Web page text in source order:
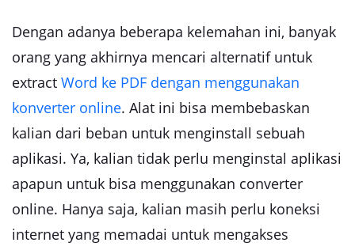
Dengan adanya beberapa kelemahan ini, banyak
orang yang akhirnya mencari alternatif untuk
extract Word ke PDF dengan menggunakan
konverter online. Alat ini bisa membebaskan
kalian dari beban untuk menginstall sebuah
aplikasi. Ya, kalian tidak perlu menginstal aplikasi
apapun untuk bisa menggunakan converter
online. Hanya saja, kalian masih perlu koneksi
internet yang memadai untuk mengakses